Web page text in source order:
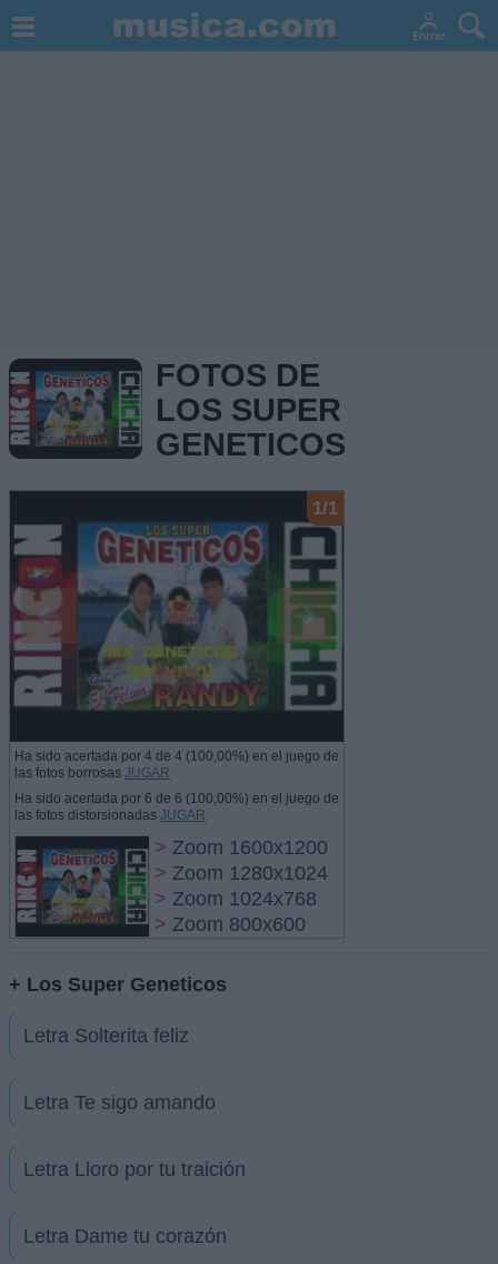
FOTOS DE
LOS SUPER
GENETICOS
1/1
Ha sido acertada por 4 de 4 (100,00%) en el juego de
las fotos borrosas JUGAR
Ha sido acertada por 6 de 6 (100,00%) en el juego de
las fotos distorsionadas JUGAR
> Zoom 1600x1200
> Zoom 1280x1024
> Zoom 1024x768
> Zoom 800x600
+ Los Super Geneticos
Letra Solterita feliz
Letra Te sigo amando
Letra Lloro por tu traición
Letra Dame tu corazón